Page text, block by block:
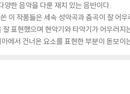
한 음악을 다룬 재치 있는 음반이다.
이 작품들은 세속 성악곡과 춤곡이 잘 어
표현했으며 현악기와 타악기가 어우러
에서 건너온 요소를 표현한 부분이 돋보